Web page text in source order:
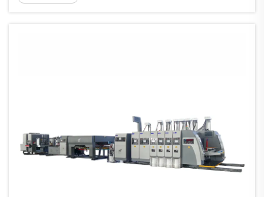
разлику од ручног рада. Ове машине могу да